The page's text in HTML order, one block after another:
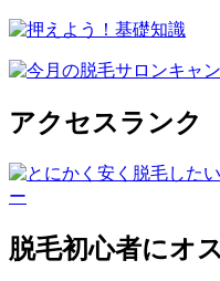
アクセスランク
脱毛初心者にオ